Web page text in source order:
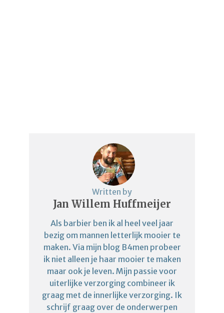
Written by
Jan Willem Huffmeijer
Als barbier ben ik al heel veel jaar
bezig om mannen letterlijk mooier te
maken. Via mijn blog B4men probeer
ik niet alleen je haar mooier te maken
maar ook je leven. Mijn passie voor
uiterlijke verzorging combineer ik
graag met de innerlijke verzorging. Ik
schrijf graag over de onderwerpen